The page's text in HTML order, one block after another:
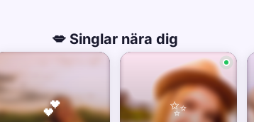
💋 Singlar nära dig
💕 ✨